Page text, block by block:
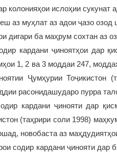
колонияҳои ислоҳии сукунат
аз муҳлат аз адои ҷазо
дигари ба маҳрум сохтан
кардани ҷиноятҳои дар
1, 2 ва 3 моддаи 247,
Ҷумҳурии Тоҷикистон
расонидашударо пурра
кардани ҷинояти дар
(таҳрири соли 1998)
новобаста аз
содир кардани ҷинояти